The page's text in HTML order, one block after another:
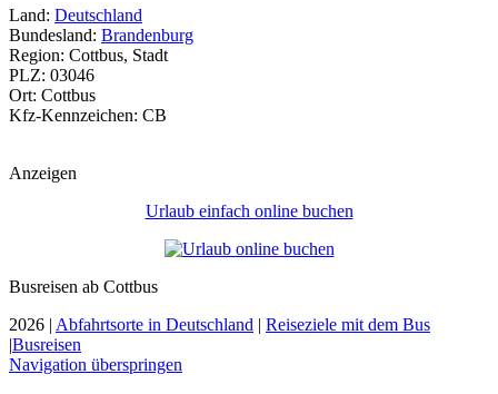
Land: Deutschland
Bundesland: Brandenburg
Region: Cottbus, Stadt
PLZ: 03046
Ort: Cottbus
Kfz-Kennzeichen: CB
Anzeigen
Urlaub einfach online buchen
Busreisen ab Cottbus
2026 | Abfahrtsorte in Deutschland | Reiseziele mit dem Bus
|Busreisen
Navigation überspringen